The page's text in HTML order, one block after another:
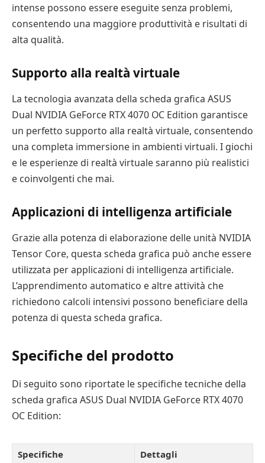
intense possono essere eseguite senza problemi,
consentendo una maggiore produttività e risultati di
alta qualità.
Supporto alla realtà virtuale
La tecnologia avanzata della scheda grafica ASUS
Dual NVIDIA GeForce RTX 4070 OC Edition garantisce
un perfetto supporto alla realtà virtuale, consentendo
una completa immersione in ambienti virtuali. I giochi
e le esperienze di realtà virtuale saranno più realistici
e coinvolgenti che mai.
Applicazioni di intelligenza artificiale
Grazie alla potenza di elaborazione delle unità NVIDIA
Tensor Core, questa scheda grafica può anche essere
utilizzata per applicazioni di intelligenza artificiale.
L’apprendimento automatico e altre attività che
richiedono calcoli intensivi possono beneficiare della
potenza di questa scheda grafica.
Specifiche del prodotto
Di seguito sono riportate le specifiche tecniche della
scheda grafica ASUS Dual NVIDIA GeForce RTX 4070
OC Edition:
Specifiche
Dettagli